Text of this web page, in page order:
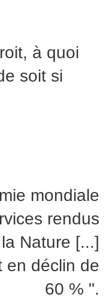
à quoi
soit si
mondiale
rendus
Nature [...]
en déclin de
60 % ".